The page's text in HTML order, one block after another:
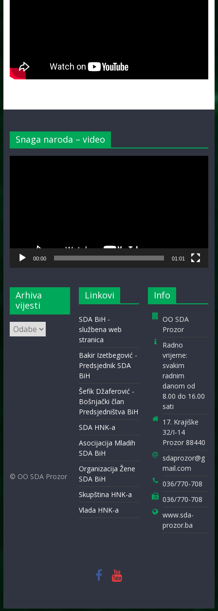
Snaga naroda – video
00:00 01:01
Arhiva
vijesti
Arhiva
vijesti
© OO SDA Prozor
Linkovi
SDA BiH -
službena web
stranica
Bakir Izetbegović -
Predsjednik SDA
BiH
Šefik Džaferović -
Bošnjački član
Predsjedništva BiH
SDA HNK-a
Asocijacija Mladih
SDA BiH
Organizacija Žene
SDA BiH
Skupština HNK-a
Vlada HNK-a
Info
OO SDA
Prozor
Radno
vrijeme:
svakim
radnim
danom od
8.00 do 16.00
sati
17. Krajiške
32/I-14
Prozor 88440
sdaprozor@g
mail.com
036/770-708
036/770-708
www.sda-
prozor.ba